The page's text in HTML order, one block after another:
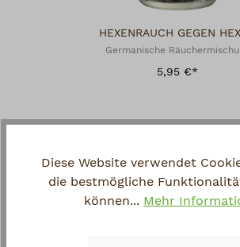
HEXENRAUCH GEGEN
Germanische
5,95 €*
Diese Website verwendet
die bestmögliche
können... Mehr